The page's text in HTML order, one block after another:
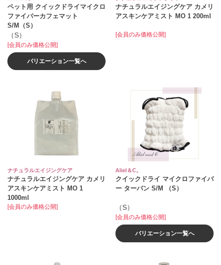
ペット用 クイックドライマイクロ
ファイバーカフェマット
S/M（S）
（S）
[会員のみ価格公開]
バリエーション一覧へ
ナチュラルエイジングケア カメリ
アスキンケアミスト MO 1 200ml
[会員のみ価格公開]
ナチュラルエイジングケア
ナチュラルエイジングケア カメリ
アスキンケアミスト MO 1
1000ml
[会員のみ価格公開]
Aliel＆C。
クイックドライ マイクロファイバ
ー ターバン S/M （S）
（S）
[会員のみ価格公開]
バリエーション一覧へ